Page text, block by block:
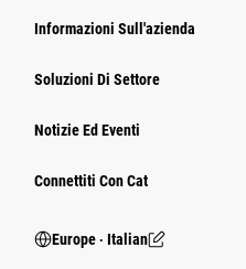
Informazioni Sull'azienda
Soluzioni Di Settore
Notizie Ed Eventi
Connettiti Con Cat
Europe ‧ Italian